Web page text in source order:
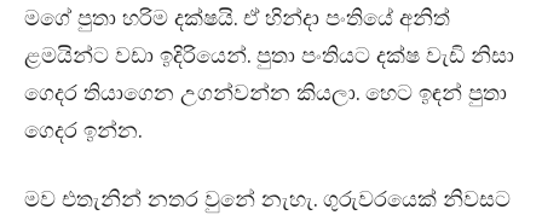
මගේ පුතා හරිම දක්ෂයි. ඒ හින්දා පංතියේ අනිත්
ළමයින්ට වඩා ඉදිරියෙන්. පුතා පංතියට දක්ෂ වැඩි නිසා
ගෙදර තියාගෙන උගන්වන්න කියලා. හෙට ඉඳන් පුතා
ගෙදර ඉන්න.
මව එතැනින් නතර වුනේ නැහැ. ගුරුවරයෙක් නිවසට